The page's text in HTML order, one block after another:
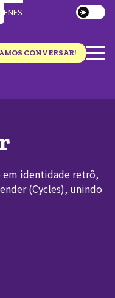
ENES
CONVERSAR!
em identidade retrô,
(Cycles), unindo